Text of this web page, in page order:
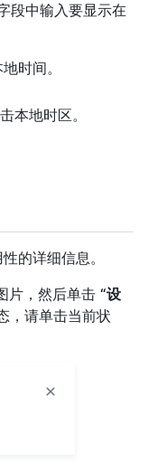
段中输入要显示在
时间。
本地时区。
的详细信息。
片，然后单击 “设
，请单击当前状